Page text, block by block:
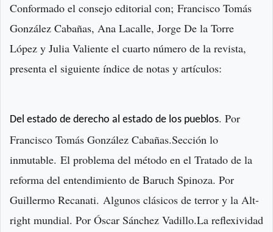
Conformado el consejo editorial con; Francisco Tomás
González Cabañas, Ana Lacalle, Jorge De la Torre
López y Julia Valiente el cuarto número de la revista,
presenta el siguiente índice de notas y artículos:
Del estado de derecho al estado de los pueblos. Por
Francisco Tomás González Cabañas.Sección lo
inmutable. El problema del método en el Tratado de la
reforma del entendimiento de Baruch Spinoza. Por
Guillermo Recanati. Algunos clásicos de terror y la Alt-
right mundial. Por Óscar Sánchez Vadillo.La reflexividad